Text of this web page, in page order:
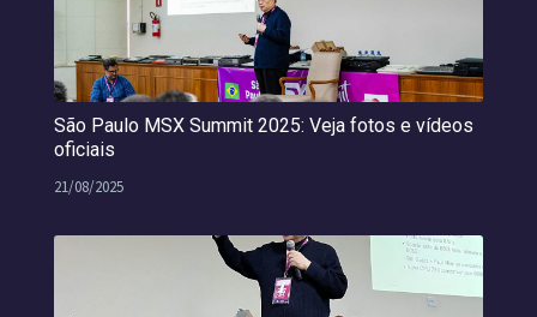
São Paulo MSX Summit 2025: Veja fotos e vídeos
oficiais
21/08/2025